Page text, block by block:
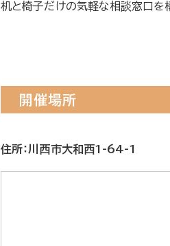
机と椅子だけの気軽な相談窓口を
開催場所
住所：川西市大和西1-64-1